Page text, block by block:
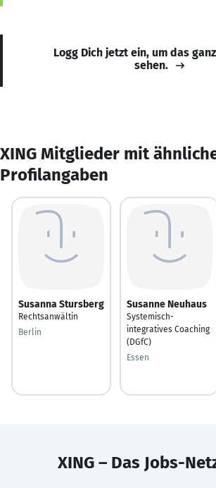
Logg Dich jetzt ein, um das
sehen.
XING Mitglieder mit
Profilangaben
Susanna Stursberg
Rechtsanwältin
Berlin
Susanne Neuhaus
Systemisch-
integratives Coaching
(DGfC)
Essen
XING – Das Jobs-